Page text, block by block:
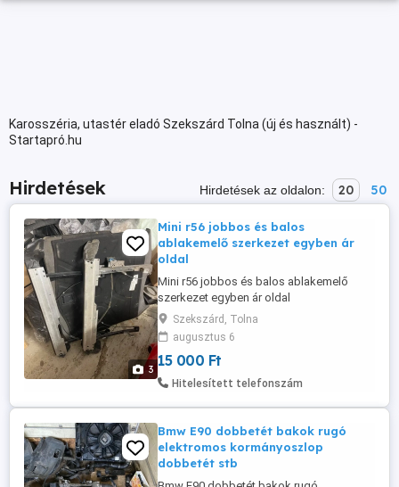
Karosszéria, utastér eladó Szekszárd Tolna (új és használt) -
Startapró.hu
Hirdetések Hirdetések az oldalon: 20 50
3
Mini r56 jobbos és balos
ablakemelő szerkezet egyben ár
oldal
Mini r56 jobbos és balos ablakemelő
szerkezet egyben ár oldal
Szekszárd, Tolna
augusztus 6
15 000 Ft
Hitelesített telefonszám
Bmw E90 dobbetét bakok rugó
elektromos kormányoszlop
dobbetét stb